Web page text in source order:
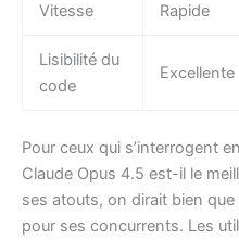
Vitesse Rapide
Lisibilité du
code
Excellente
Pour ceux qui s’interrogent
Claude Opus 4.5 est-il le
ses atouts, on dirait bien
pour ses concurrents. Les